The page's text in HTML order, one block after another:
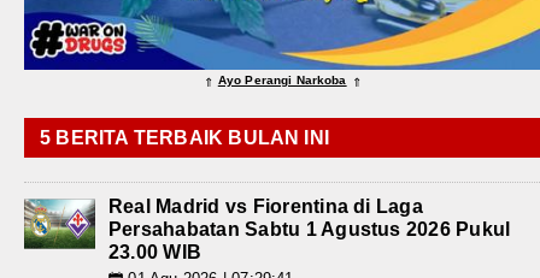
⇑ Ayo Perangi Narkoba ⇑
5 BERITA TERBAIK BULAN INI
Real Madrid vs Fiorentina di Laga
Persahabatan Sabtu 1 Agustus 2026 Pukul
23.00 WIB